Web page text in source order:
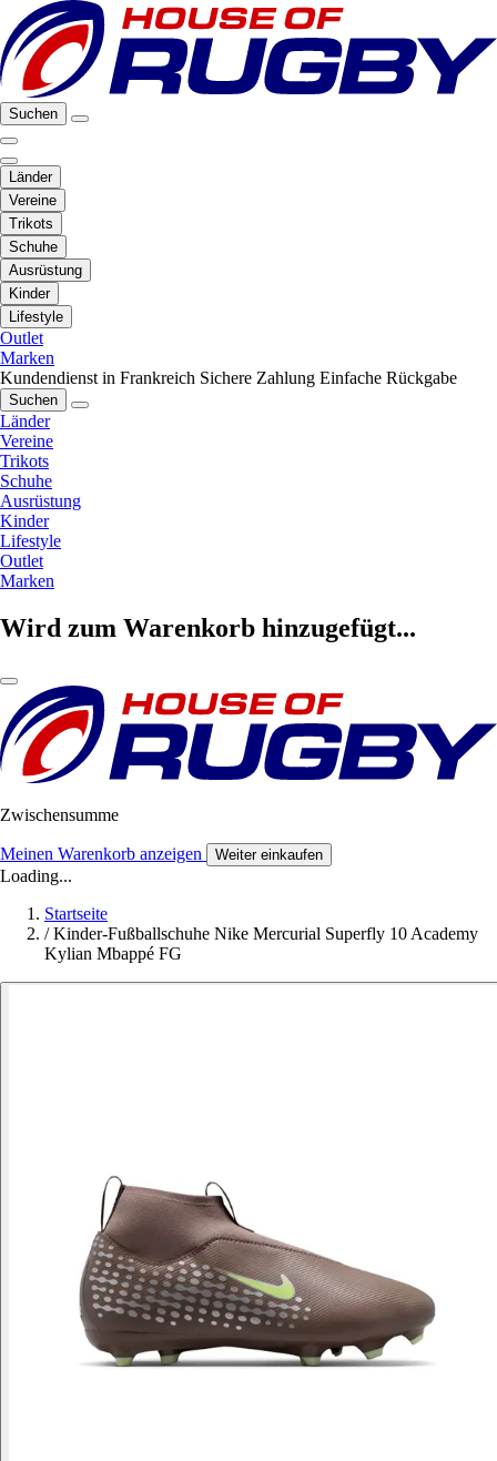
Suchen
Länder
Vereine
Trikots
Schuhe
Ausrüstung
Kinder
Lifestyle
Outlet
Marken
Kundendienst in Frankreich Sichere Zahlung Einfache Rückgabe
Suchen
Länder
Vereine
Trikots
Schuhe
Ausrüstung
Kinder
Lifestyle
Outlet
Marken
Wird zum Warenkorb hinzugefügt...
Zwischensumme
Meinen Warenkorb anzeigen Weiter einkaufen
Loading...
Startseite
/ Kinder-Fußballschuhe Nike Mercurial Superfly 10 Academy
Kylian Mbappé FG